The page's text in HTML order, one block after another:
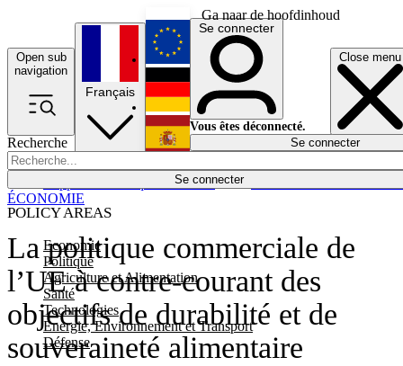
Ga naar de hoofdinhoud
Open sub
navigation
Close menu
Recherche
Se connecter
POLICY AREAS
Economie
Politique
Agriculture et Alimentation
Santé
Technologies
Energie, Environnement et Transport
Défense
Économie
Français
English
Deutsch
Español
Se connecter
Vous êtes déconnecté.
Se connecter
La politique commerciale de
l’UE à contre-courant des
objectifs de durabilité et de
souveraineté alimentaire
ÉCONOMIE